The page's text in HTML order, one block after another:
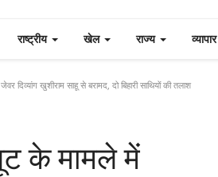
राष्ट्रीय खेल राज्य व्यापार
खुशीराम साहू से बरामद, दो बिहारी साथियों की तलाश
के मामले में